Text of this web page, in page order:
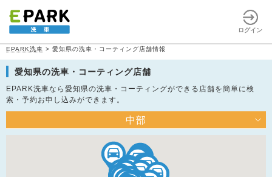
ログイン
EPARK洗車 > 愛知県の洗車・コーティング店舗情報
愛知県の洗車・コーティング店舗
EPARK洗車なら愛知県の洗車・コーティングができる店舗を簡単に検
索・予約お申し込みができます。
中部